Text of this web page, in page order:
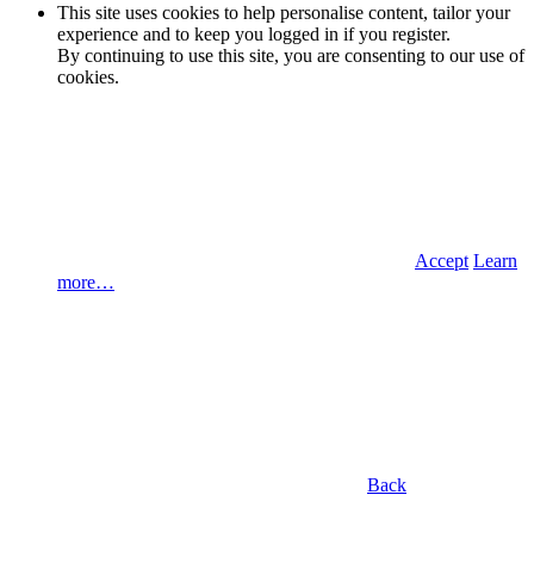
This site uses cookies to help personalise content, tailor your
experience and to keep you logged in if you register.
By continuing to use this site, you are consenting to our use of
cookies.
Accept Learn
more…
Back